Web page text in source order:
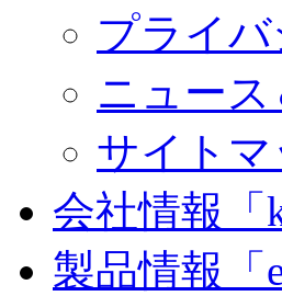
プライ
ニュー
サイト
会社情報「
製品情報「